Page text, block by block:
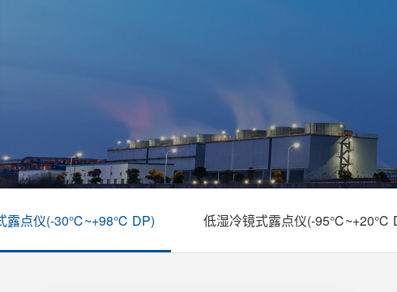
露点仪(-30℃~+98℃ DP) 低湿冷镜式露点仪(-95℃~+20℃